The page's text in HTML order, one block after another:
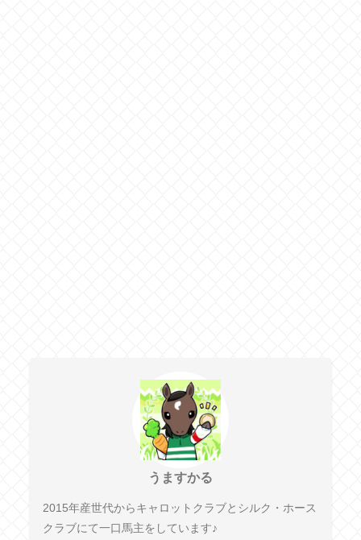
うますかる
2015年産世代からキャロットクラブとシルク・ホース
クラブにて一口馬主をしています♪